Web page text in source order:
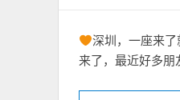
深圳，一座来
来了，最近好多